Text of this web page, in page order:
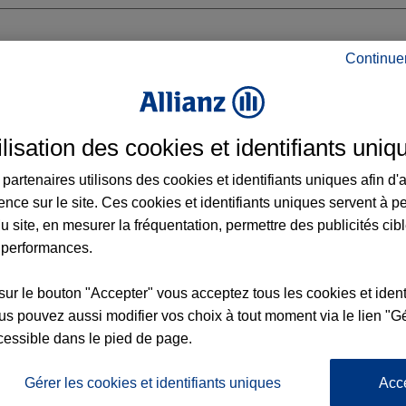
Voir l'agence
SIN LE NOBLE
la
des cookies et identifiants
partenaires utilisons des cookies et identifiants uniques afin
sur le site. Ces cookies et identifiants uniques servent à
site, en mesurer la fréquentation, permettre des publicités
le bouton "Accepter" vous acceptez tous les cookies et
pouvez aussi modifier vos choix à tout moment via le lien
dans le pied de page.
Gérer les cookies et identifiants uniques